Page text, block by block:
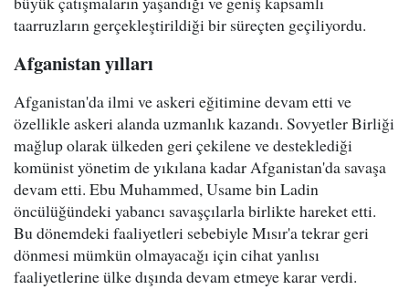
taarruzların gerçekleştirildiği bir süreçten geçiliyordu.
Afganistan yılları
Afganistan'da ilmi ve askeri eğitimine devam etti ve
özellikle askeri alanda uzmanlık kazandı. Sovyetler Birliği
mağlup olarak ülkeden geri çekilene ve desteklediği
komünist yönetim de yıkılana kadar Afganistan'da savaşa
devam etti. Ebu Muhammed, Usame bin Ladin
öncülüğündeki yabancı savaşçılarla birlikte hareket etti.
Bu dönemdeki faaliyetleri sebebiyle Mısır'a tekrar geri
dönmesi mümkün olmayacağı için cihat yanlısı
faaliyetlerine ülke dışında devam etmeye karar verdi.